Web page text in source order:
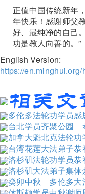
正值中国传统新年
年快乐！感谢师父
好、最纯净的自己
功是教人向善的。”
English Version:
https://
多伦多法轮功学员
台北学员齐聚公园
加拿大魁北克法轮
台湾花莲大法弟子
洛杉矶法轮功学员
洛杉矶大法弟子集
癸卯中秋 多伦多大